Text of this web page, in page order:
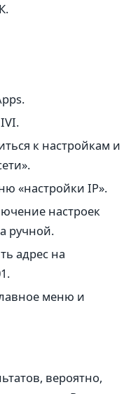
к настройкам и
«настройки IP».
настроек
ручной.
адрес на
меню и
вероятно,